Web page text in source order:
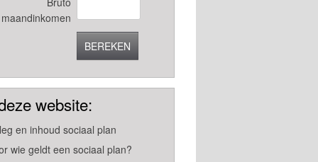
maandinkomen
BEREKEN
website:
en inhoud sociaal plan
wie geldt een sociaal plan?